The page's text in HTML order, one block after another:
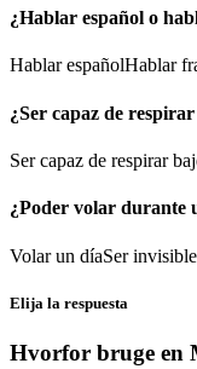
¿Hablar español o
Hablar españolHablar
¿Ser capaz de
Ser capaz de respirar
¿Poder volar durante
Volar un díaSer
Elija la respuesta
Hvorfor bruge en